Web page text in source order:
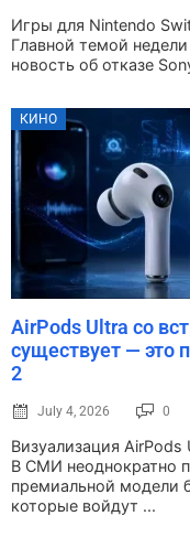
Игры для Nintendo
Главной темой
новость об отказе
КИНО
AirPods Ultra со
существует — это
2
July 4, 2026 0
Визуализация
В СМИ неоднократно
премиальной модели
которые войдут ...